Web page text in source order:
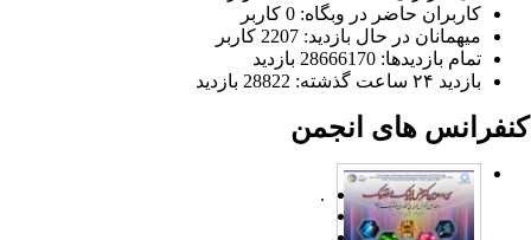
کاربران حاضر در وبگاه: 0 کاربر
میهمانان در حال بازدید: 2207 کاربر
تمام بازدید‌ها: 28666170 بازدید
بازدید ۲۴ ساعت گذشته: 28822 بازدید
های انجمن
.